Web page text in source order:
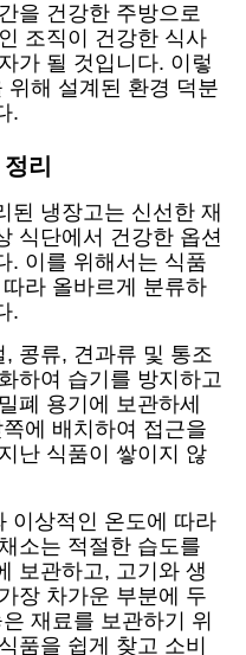
을 건강한 주방으로
조직이 건강한 식사
가 될 것입니다. 이렇
위해 설계된 환경 덕분
.
리
된 냉장고는 신선한 재
식단에서 건강한 옵션
. 이를 위해서는 식품
라 올바르게 분류하
.
콩류, 견과류 및 통조
하여 습기를 방지하고
폐 용기에 보관하세
에 배치하여 접근을
난 식품이 쌓이지 않
이상적인 온도에 따라
소는 적절한 습도를
보관하고, 고기와 생
장 차가운 부분에 두
재료를 보관하기 위
품을 쉽게 찾고 소비